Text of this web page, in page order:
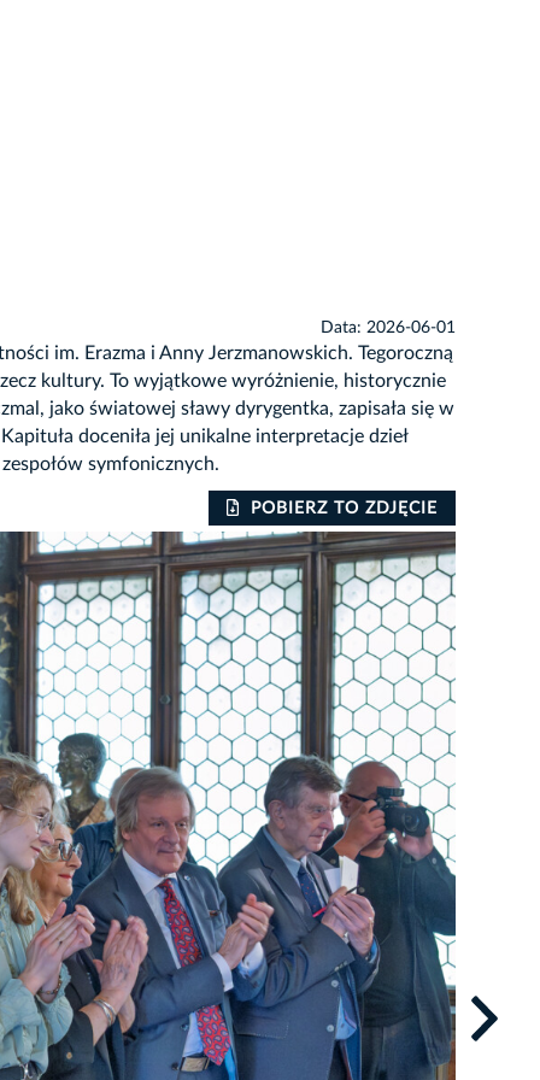
Data: 2026-06-01
im. Erazma i Anny Jerzmanowskich. Tegoroczną
kultury. To wyjątkowe wyróżnienie, historycznie
jako światowej sławy dyrygentka, zapisała się w
doceniła jej unikalne interpretacje dzieł
symfonicznych.
POBIERZ TO ZDJĘCIE